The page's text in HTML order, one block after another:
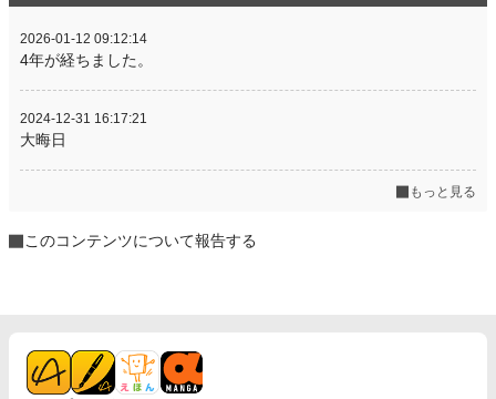
2026-01-12 09:12:14
4年が経ちました。
2024-12-31 16:17:21
大晦日
もっと見る
このコンテンツについて報告する